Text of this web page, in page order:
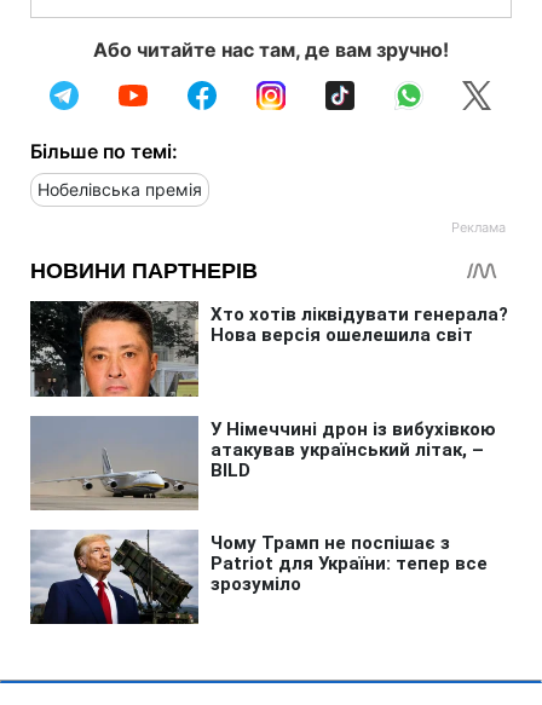
Або читайте нас там, де вам зручно!
Більше по темі:
Нобелівська премія